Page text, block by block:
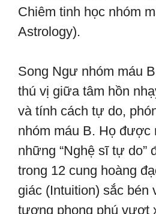
Chiêm tinh học nhóm
Astrology).
Song Ngư nhóm máu
thú vị giữa tâm hồn
và tính cách tự do,
nhóm máu B. Họ được
những “Nghệ sĩ tự do”
trong 12 cung hoàng
giác (Intuition) sắc bén
tượng phong phú vượt